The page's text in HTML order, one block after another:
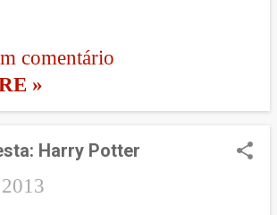
dessa obra de arte
Dá o play e me diz o
achou??? Abaixo do vídeo
algumas fotinhos que
desse novo amorzinho!!
sei que estou desfocada,
mas fazer o que, né? Não ia
pela terceira vez!! kkkk
comentário
»
Harry Potter